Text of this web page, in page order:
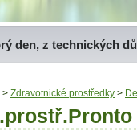
den, z technických
> Zdravotnické prostředky >